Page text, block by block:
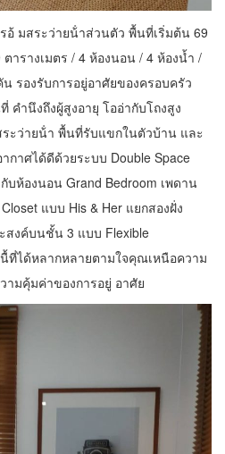
อ้ มสระว่ายน้ําส่วนตัว พื้นที่เริ่มต้น 69
ารางเมตร / 4 ห้องนอน / 4 ห้องน้ำ /
รองรับการอยู่อาศัยของครอบครัว
านึงถึงผู้สูงอายุ โออ่ากับโถงสูง
ระว่ายน้ํา พื้นที่รับแขกในตัวบ้าน และ
าศได้ดีด้วยระบบ Double Space
บห้องนอน Grand Bedroom เพดาน
แบบ His & Her แยกสองฝั่ง
สงค์บนชั้น 3 แบบ Flexible
ที่ได้หลากหลายตามใจคุณเหนือความ
มคุ้มค่าของการอยู่ อาศัย